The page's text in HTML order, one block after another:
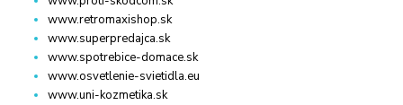
www.retromaxishop.sk
www.superpredajca.sk
www.spotrebice-domace.sk
www.osvetlenie-svietidla.eu
www.uni-kozmetika.sk